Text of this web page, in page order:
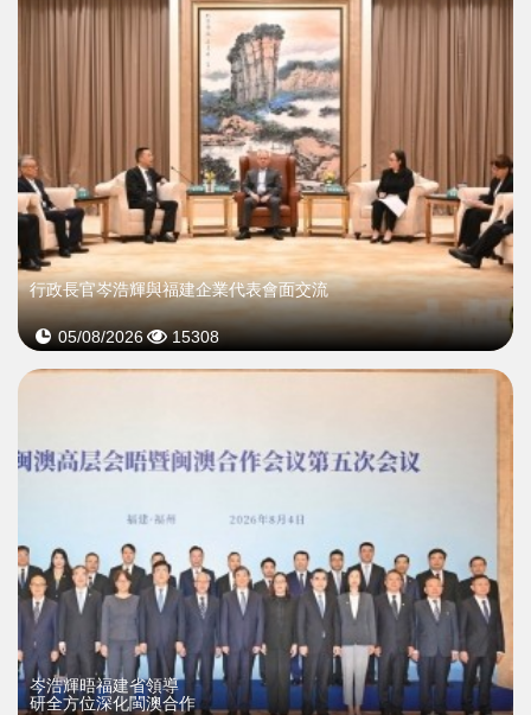
行政長官岑浩輝與福建企業代表會面交流
05/08/2026 15308
岑浩輝晤福建省領導
研全方位深化閩澳合作